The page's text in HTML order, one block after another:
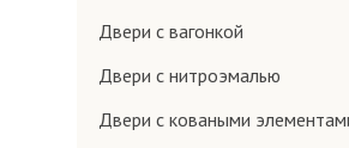
Двери с вагонкой
Двери с нитроэмалью
Двери с коваными